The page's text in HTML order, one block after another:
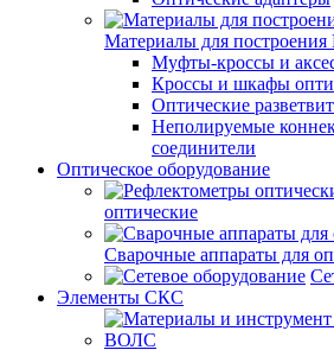
Материалы для построения
Муфты-кроссы и
Кроссы и шкафы
Оптические
Неполируемые
соединители
Оптическое оборудование
оптические
Сварочные аппараты для
Элементы СКС